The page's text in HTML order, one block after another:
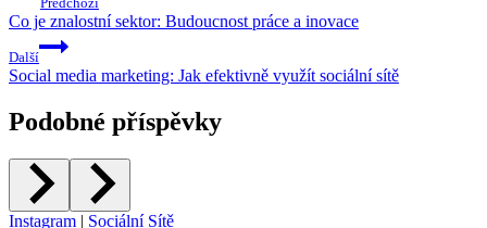
Co je znalostní sektor: Budoucnost práce a inovace
Další
Social media marketing: Jak efektivně využít sociální sítě
Podobné příspěvky
Instagram | Sociální Sítě